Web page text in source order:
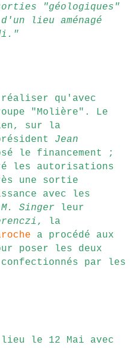
"géologiques"
lieu aménagé
qu'avec
"Molière". Le
sur la
Jean
le financement ;
les autorisations
une sortie
avec les
M. Singer leur
, la
a procédé aux
poser les deux
par les
le 12 Mai avec